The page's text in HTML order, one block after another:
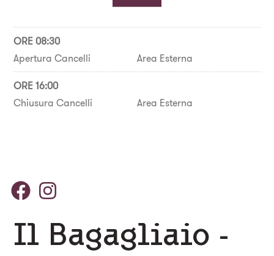
ORE 08:30
Apertura Cancelli
Area Esterna
ORE 16:00
Chiusura Cancelli
Area Esterna
Il Bagagliaio -